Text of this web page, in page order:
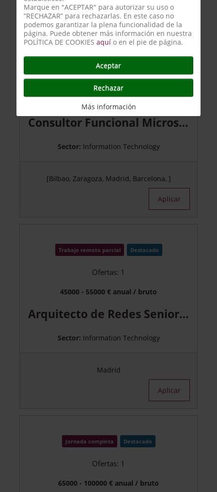
Aplicar
Jornada completa Destacado
Ofertas: 4
45000 - 55000 € anual / bruto
Consultor Funcional Microsoft Dynamics 365 BC
Sector: Information Technology
[Bilbao, Zaragoza, Madrid, Barcelona, ]
Aplicar
Trabajo remoto parcial Destacado
Ofertas: 1
45000 - 55000 € anual / bruto
Arquitecto de Redes Senior – Cloud, Seguridad y Conectividad en Madrid
Sector: Information Technology
Madrid
Aplicar
Jornada completa Destacado
Ofertas: 1
65000 - 100000 € anual / bruto
Marque en "ACEPTAR" para autorizar su uso o
“RECHAZAR” para rechazarlas. En este caso no
podemos garantizar la plena funcionalidad de la
página. Puede obtener más información en nuestra
POLÍTICA DE COOKIES aquí o en el pie de página.
Aceptar
Rechazar
Más información